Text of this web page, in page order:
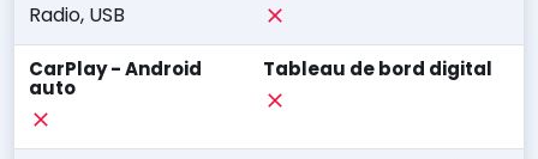
Radio, USB
CarPlay - Android
auto
Tableau de bord digital